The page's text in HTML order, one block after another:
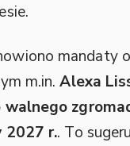
mandaty
m.in.Alexa
walnego
2027 r.. To